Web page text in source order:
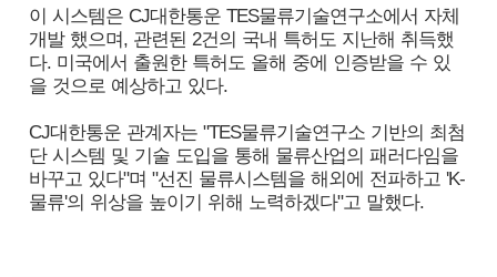
이 시스템은 CJ대한통운 TES물류기술연구소에서 자체
개발 했으며, 관련된 2건의 국내 특허도 지난해 취득했
다. 미국에서 출원한 특허도 올해 중에 인증받을 수 있
을 것으로 예상하고 있다.
CJ대한통운 관계자는 "TES물류기술연구소 기반의 최첨
단 시스템 및 기술 도입을 통해 물류산업의 패러다임을
바꾸고 있다"며 "선진 물류시스템을 해외에 전파하고 'K-
물류'의 위상을 높이기 위해 노력하겠다"고 말했다.